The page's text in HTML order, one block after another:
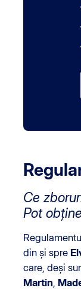
Ce
Pot
din și spre
care, deși
Martin,